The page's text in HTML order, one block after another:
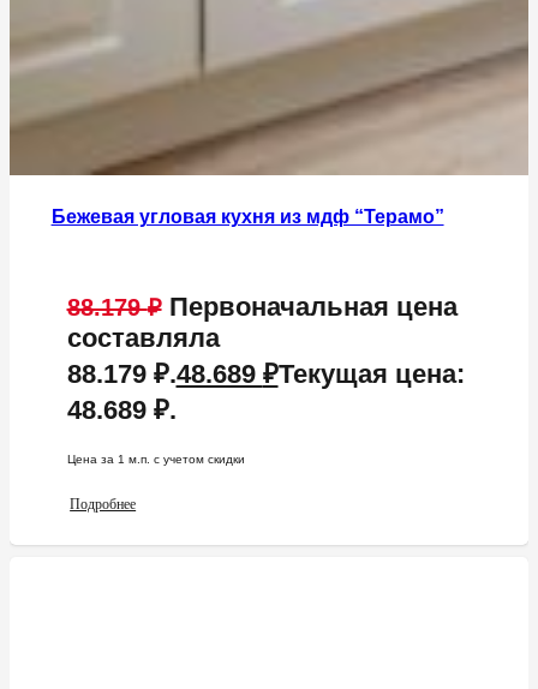
Бежевая угловая кухня из мдф “Терамо”
88.179₽ Первоначальная цена
составляла
88.179 ₽.48.689 ₽Текущая цена:
48.689 ₽.
Цена за 1 м.п. c учетом скидки
Подробнее